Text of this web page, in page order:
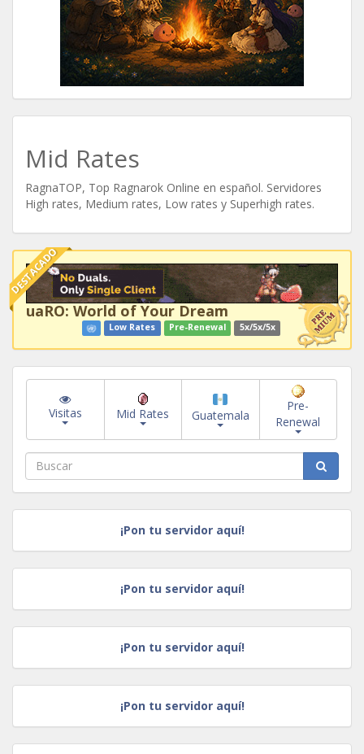
Mid Rates
RagnaTOP, Top Ragnarok Online en español. Servidores
High rates, Medium rates, Low rates y Superhigh rates.
DESTACADO
uaRO: World of Your Dream
Low Rates Pre-Renewal 5x/5x/5x
Visitas Mid Rates Guatemala
Pre-
Renewal
¡Pon tu servidor aquí!
¡Pon tu servidor aquí!
¡Pon tu servidor aquí!
¡Pon tu servidor aquí!